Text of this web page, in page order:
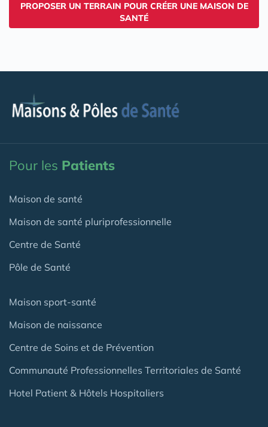
PROPOSER UN TERRAIN POUR CRÉER UNE MAISON DE
SANTÉ
Pour les Patients
Maison de santé
Maison de santé pluriprofessionnelle
Centre de Santé
Pôle de Santé
Maison sport-santé
Maison de naissance
Centre de Soins et de Prévention
Communauté Professionnelles Territoriales de Santé
Hotel Patient & Hôtels Hospitaliers